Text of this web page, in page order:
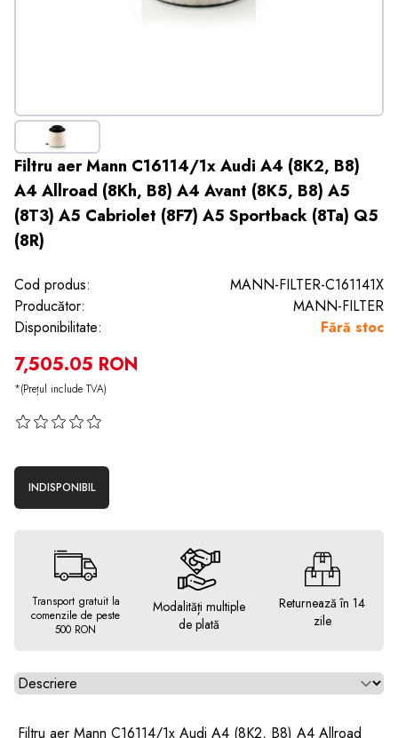
Filtru aer Mann C16114/1x Audi A4 (8K2, B8)
A4 Allroad (8Kh, B8) A4 Avant (8K5, B8) A5
(8T3) A5 Cabriolet (8F7) A5 Sportback (8Ta) Q5
(8R)
Cod produs:
MANN-FILTER-C161141X
Producător:
MANN-FILTER
Disponibilitate:
Fără stoc
7,505.05 RON
*(Prețul include TVA)
INDISPONIBIL
Transport gratuit la
comenzile de peste
500 RON
Modalități multiple
de plată
Returnează în 14
zile
Alegeti tab
Filtru aer Mann C16114/1x Audi A4 (8K2, B8) A4 Allroad